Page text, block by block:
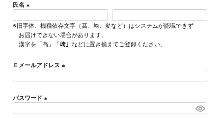
氏名
必
須
)
※旧字体、機種依存文字（髙、﨑、夋など）はシステムが認識できず
お届けできない場合があります。
漢字を「高」「﨑」などに置き換えてご登録ください。
Ｅメールアドレス
)
パスワード